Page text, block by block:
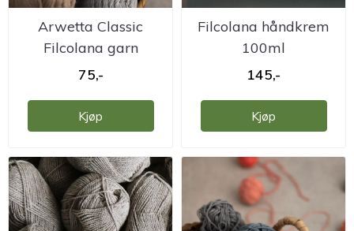
Arwetta Classic
Filcolana garn
75,-
Kjøp
Filcolana håndkrem
100ml
145,-
Kjøp